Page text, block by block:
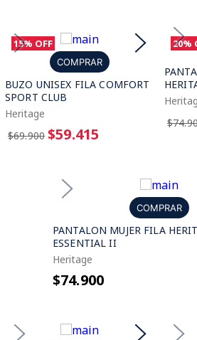
15% OFF
COMPRAR
BUZO UNISEX FILA COMFORT
SPORT CLUB
Heritage
$69.900 $59.415
20%
COMPRAR
PANTALON MUJER FILA
ESSENTIAL II
Heritage
$74.900